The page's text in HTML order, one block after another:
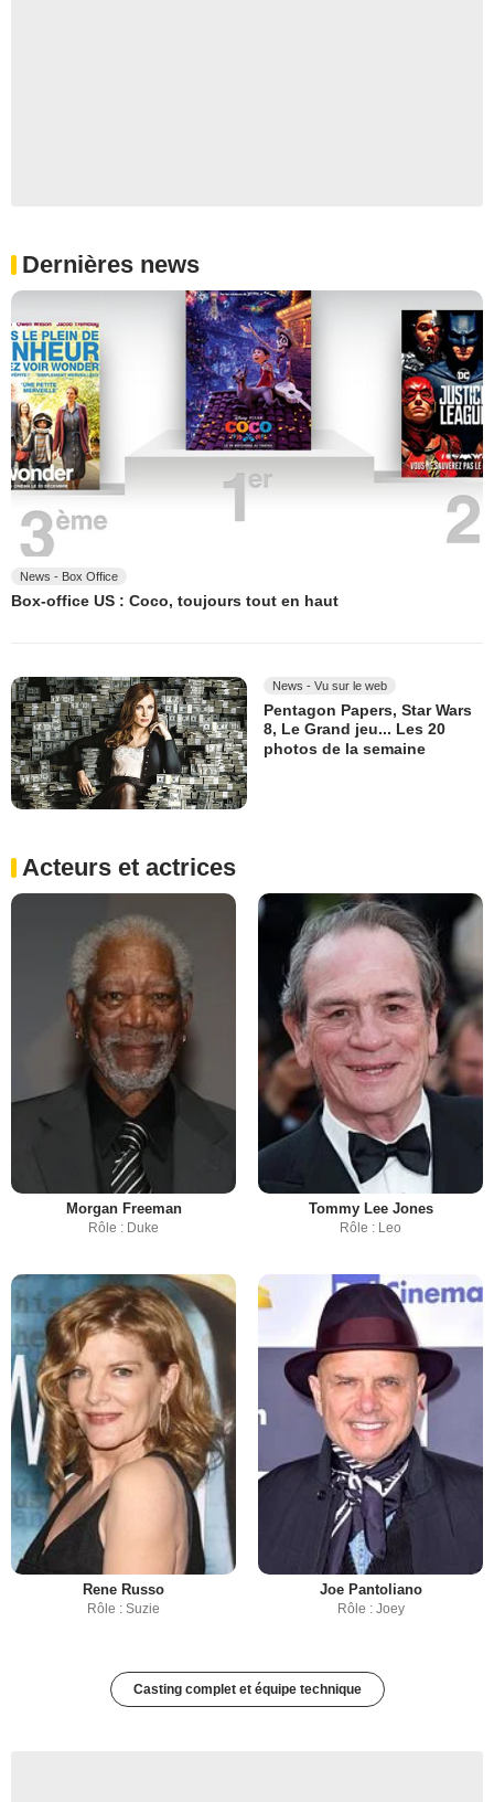
Dernières news
News - Box Office
Box-office US : Coco, toujours tout en haut
News - Vu sur le web
Pentagon Papers, Star Wars
8, Le Grand jeu... Les 20
photos de la semaine
Acteurs et actrices
Morgan Freeman
Rôle : Duke
Tommy Lee Jones
Rôle : Leo
Rene Russo
Rôle : Suzie
Joe Pantoliano
Rôle : Joey
Casting complet et équipe technique